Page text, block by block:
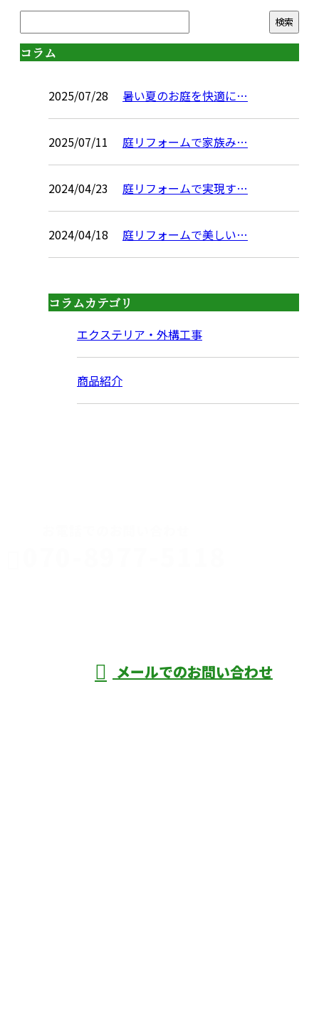
コラム
2025/07/28 暑い夏のお庭を快適に…
2025/07/11 庭リフォームで家族み…
2024/04/23 庭リフォームで実現す…
2024/04/18 庭リフォームで美しい…
コラムカテゴリ
エクステリア・外構工事
商品紹介
メールでのお問い合わせ